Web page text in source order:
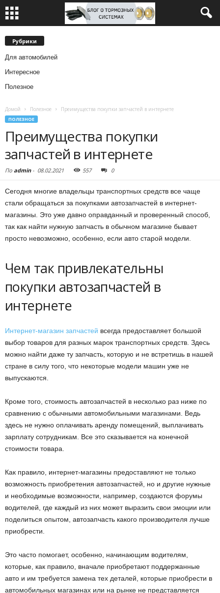
Рубрики
Для автомобилей
Интересное
Полезное
Домой Полезное Преимущества покупки запчастей в интернете
ПОЛЕЗНОЕ
Преимущества покупки
запчастей в интернете
По admin- 08.02.2021 557 0
Сегодня многие владельцы транспортных средств все чаще
стали обращаться за покупками автозапчастей в интернет-
магазины. Это уже давно оправданный и проверенный способ,
так как найти нужную запчасть в обычном магазине бывает
просто невозможно, особенно, если авто старой модели.
Чем так привлекательны
покупки автозапчастей в
интернете
Интернет-магазин запчастей всегда предоставляет большой
выбор товаров для разных марок транспортных средств. Здесь
можно найти даже ту запчасть, которую и не встретишь в нашей
стране в силу того, что некоторые модели машин уже не
выпускаются.
Кроме того, стоимость автозапчастей в несколько раз ниже по
сравнению с обычными автомобильными магазинами. Ведь
здесь не нужно оплачивать аренду помещений, выплачивать
зарплату сотрудникам. Все это сказывается на конечной
стоимости товара.
Как правило, интернет-магазины предоставляют не только
возможность приобретения автозапчастей, но и другие нужные
и необходимые возможности, например, создаются форумы
водителей, где каждый из них может выразить свои эмоции или
поделиться опытом, автозапчасть какого производителя лучше
приобрести.
Это часто помогает, особенно, начинающим водителям,
которые, как правило, вначале приобретают поддержанные
авто и им требуется замена тех деталей, которые приобрести в
автомобильных магазинах или на рынке не представляется